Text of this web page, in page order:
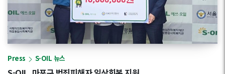
Press S-OIL 뉴스